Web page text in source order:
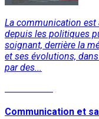
La communication
depuis les politiques
soignant, derrière la
et ses évolutions,
par des...
Communication et